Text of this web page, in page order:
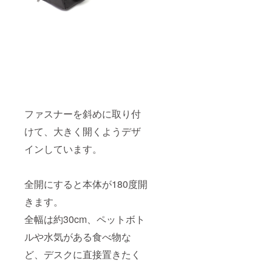
ファスナーを斜めに取り付
けて、大きく開くようデザ
インしています。
全開にすると本体が180度開
きます。
全幅は約30cm、ペットボト
ルや水気がある食べ物な
ど、デスクに直接置きたく